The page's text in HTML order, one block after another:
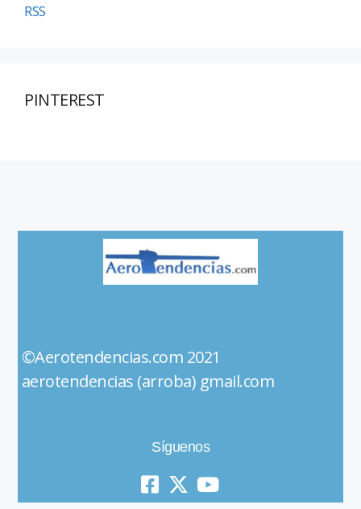
RSS
PINTEREST
©Aerotendencias.com 2021
aerotendencias (arroba) gmail.com
Síguenos